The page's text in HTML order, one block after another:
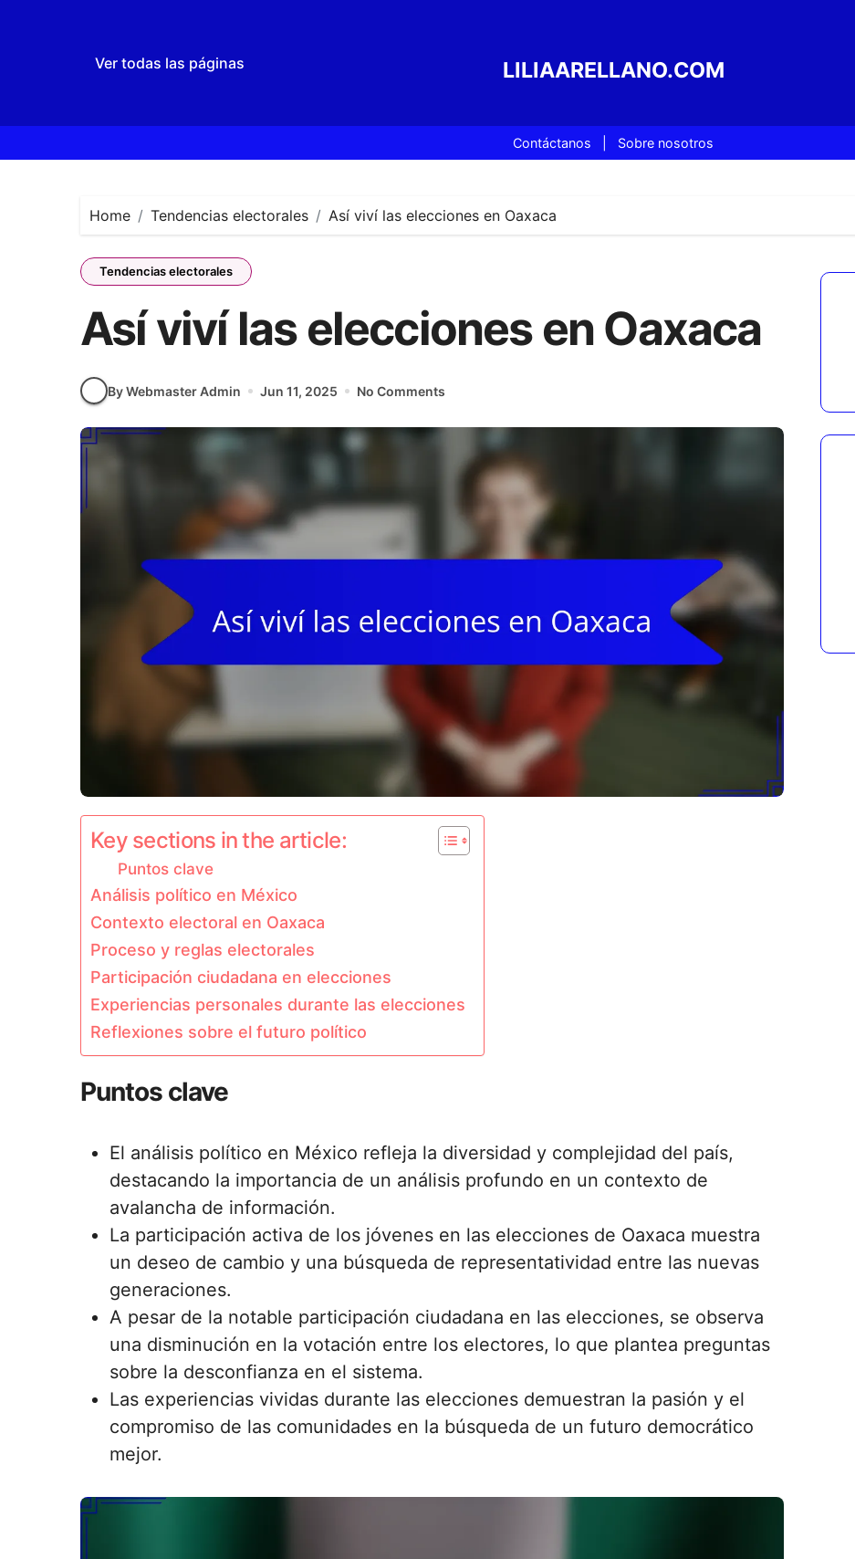
Ver todas las páginas LILIAARELLANO.COM
Contáctanos Sobre nosotros
Home Tendencias electorales Así viví las elecciones en Oaxaca
Tendencias electorales
Así viví las elecciones en Oaxaca
By Webmaster Admin Jun 11, 2025 No Comments
Key sections in the article:
Puntos clave
Análisis político en México
Contexto electoral en Oaxaca
Proceso y reglas electorales
Participación ciudadana en elecciones
Experiencias personales durante las elecciones
Reflexiones sobre el futuro político
Puntos clave
El análisis político en México refleja la diversidad y complejidad del país,
destacando la importancia de un análisis profundo en un contexto de
avalancha de información.
La participación activa de los jóvenes en las elecciones de Oaxaca muestra
un deseo de cambio y una búsqueda de representatividad entre las nuevas
generaciones.
A pesar de la notable participación ciudadana en las elecciones, se observa
una disminución en la votación entre los electores, lo que plantea preguntas
sobre la desconfianza en el sistema.
Las experiencias vividas durante las elecciones demuestran la pasión y el
compromiso de las comunidades en la búsqueda de un futuro democrático
mejor.